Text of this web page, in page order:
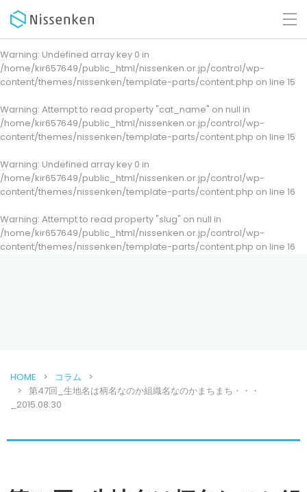
Warning: Undefined array key 0 in
/home/kir657649/public_html/nissenken.or.jp/control/wp-
content/themes/nissenken/template-parts/content.php on line 15
Warning: Attempt to read property "cat_name" on null in
/home/kir657649/public_html/nissenken.or.jp/control/wp-
content/themes/nissenken/template-parts/content.php on line 15
Warning: Undefined array key 0 in
/home/kir657649/public_html/nissenken.or.jp/control/wp-
content/themes/nissenken/template-parts/content.php on line 16
Warning: Attempt to read property "slug" on null in
/home/kir657649/public_html/nissenken.or.jp/control/wp-
content/themes/nissenken/template-parts/content.php on line 16
HOME
コラム
第47回_生地名は柄名なのか組織名なのかまちまち・・・
_2015.08.30